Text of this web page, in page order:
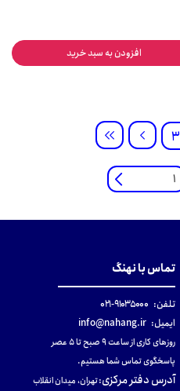
افزودن به سبد خرید
3
تماس با نهنگ
تلفن: ۹۱۰۳۵۰۰۰-۰۲۱
ایمیل: info@nahang.ir
روزهای کاری از ساعت ۹ صبح تا ۵ عصر
پاسخگوی تماس شما هستیم.
آدرس دفتر مرکزی:تهران، میدان انقلاب